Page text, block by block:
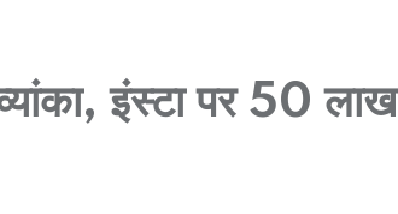
इंस्टा पर 50 लाख